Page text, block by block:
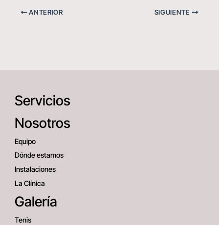
ANTERIOR SIGUIENTE
Servicios
Nosotros
Equipo
Dónde estamos
Instalaciones
La Clínica
Galería
Tenis